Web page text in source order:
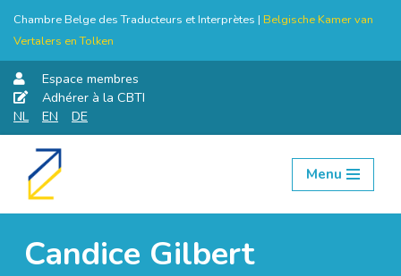
Chambre Belge des Traducteurs et Interprètes | Belgische Kamer van
Vertalers en Tolken
Espace membres
Adhérer à la CBTI
NL
EN DE
Aller
Menu
Candice Gilbert